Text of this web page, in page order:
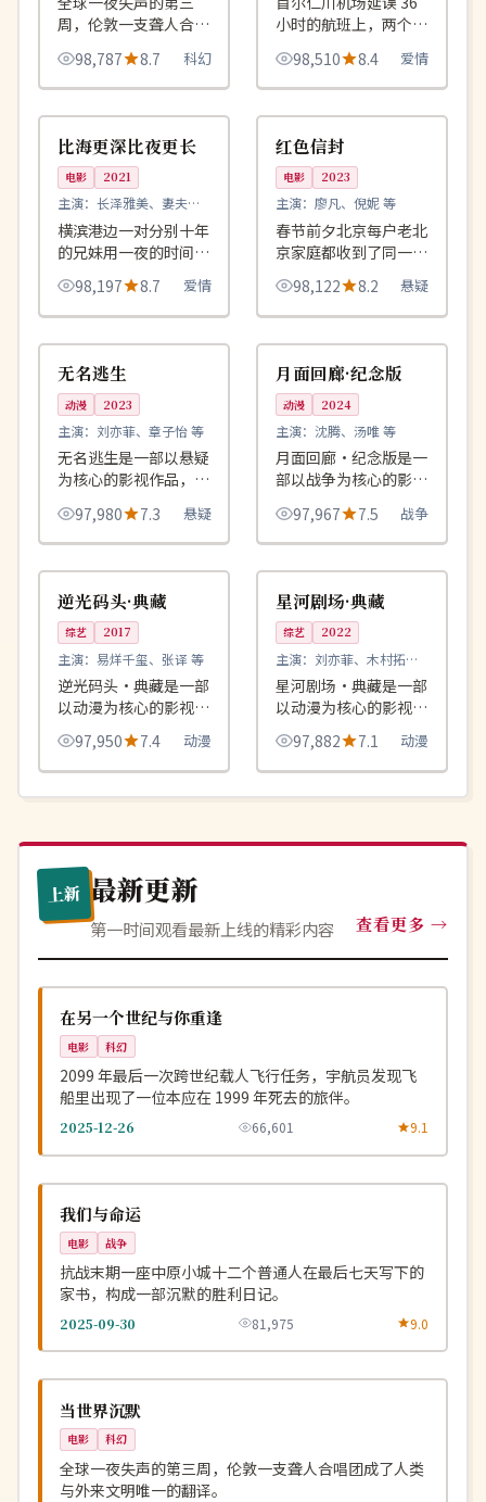
周，伦敦一支聋人合唱
团成了人类与外来文明
唯一的翻译。
98,787 8.7 科幻
小时的航班上，两个迟
到了十年的同学终于在
登机口完成了一次彻底
的告别。
98,510 8.4 爱情
日本
99:13
比海更深比夜更长
电影 2021
主演： 长泽雅美、妻夫木
聪 等
横滨港边一对分别十年
的兄妹用一夜的时间走
完童年走过的所有路，
黎明前他们决定再分别
一次。
98,197 8.7 爱情
中国
99:30
红色信封
电影 2023
主演： 廖凡、倪妮 等
春节前夕北京每户老北
京家庭都收到了同一封
红色信封，里面装的不
是压岁钱而是一张老照
片。
98,122 8.2 悬疑
英国
热播 99:42
无名逃生
动漫 2023
主演： 刘亦菲、章子怡 等
无名逃生是一部以悬疑
为核心的影视作品，围
绕危机、反转与人物成
长展开，整体节奏紧
凑，值得推荐观看。
97,980 7.3 悬疑
日本
完结 99:31
月面回廊·纪念版
动漫 2024
主演： 沈腾、汤唯 等
月面回廊·纪念版是一
部以战争为核心的影视
作品，围绕危机、反转
与人物成长展开，整体
节奏紧凑，值得推荐观
看。
97,967 7.5 战争
美国
99:07
逆光码头·典藏
综艺 2017
主演： 易烊千玺、张译 等
逆光码头·典藏是一部
以动漫为核心的影视作
品，围绕危机、反转与
人物成长展开，整体节
奏紧凑，值得推荐观
看。
97,950 7.4 动漫
韩国
99:42
星河剧场·典藏
综艺 2022
主演： 刘亦菲、木村拓哉
等
星河剧场·典藏是一部
以动漫为核心的影视作
品，围绕危机、反转与
人物成长展开，整体节
奏紧凑，值得推荐观
看。
97,882 7.1 动漫
上新 最新更新
第一时间观看最新上线的精彩内容 查看更多
美国
在另一个世纪与你重逢
电影 科幻
2099 年最后一次跨世纪载人飞行任务，宇航员发现飞
船里出现了一位本应在 1999 年死去的旅伴。
2025-12-26 66,601 9.1
中国
我们与命运
电影 战争
抗战末期一座中原小城十二个普通人在最后七天写下的
家书，构成一部沉默的胜利日记。
2025-09-30 81,975 9.0
英国
当世界沉默
电影 科幻
全球一夜失声的第三周，伦敦一支聋人合唱团成了人类
与外来文明唯一的翻译。